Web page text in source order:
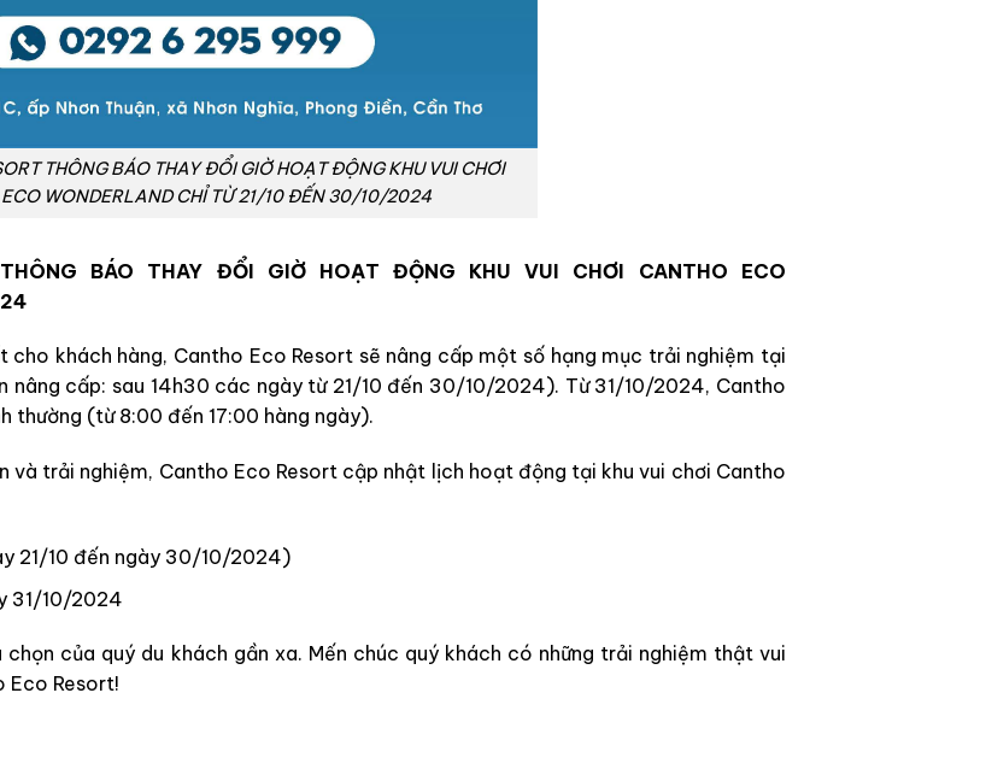
THÔNG BÁO THAY ĐỔI GIỜ HOẠT ĐỘNG KHU VUI CHƠI
ECO WONDERLAND CHỈ TỪ 21/10 ĐẾN 30/10/2024
BÁO THAY ĐỔI GIỜ HOẠT ĐỘNG KHU VUI CHƠI CANTHO ECO
khách hàng, Cantho Eco Resort sẽ nâng cấp một số hạng mục trải nghiệm tại
nâng cấp: sau 14h30 các ngày từ 21/10 đến 30/10/2024). Từ 31/10/2024, Cantho
thường (từ 8:00 đến 17:00 hàng ngày).
trải nghiệm, Cantho Eco Resort cập nhật lịch hoạt động tại khu vui chơi Cantho
21/10 đến ngày 30/10/2024)
31/10/2024
của quý du khách gần xa. Mến chúc quý khách có những trải nghiệm thật vui
Eco Resort!